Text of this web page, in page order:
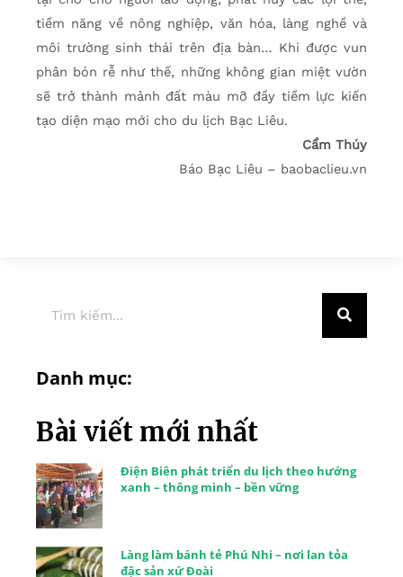
tiềm năng về nông nghiệp, văn hóa, làng nghề và
môi trường sinh thái trên địa bàn… Khi được vun
phân bón rễ như thế, những không gian miệt vườn
sẽ trở thành mảnh đất màu mỡ đầy tiềm lực kiến
tạo diện mạo mới cho du lịch Bạc Liêu.
Cẩm Thúy
Báo Bạc Liêu – baobaclieu.vn
Danh mục:
Bài viết mới nhất
Điện Biên phát triển du lịch theo hướng
xanh – thông minh – bền vững
Làng làm bánh tẻ Phú Nhi – nơi lan tỏa
đặc sản xứ Đoài